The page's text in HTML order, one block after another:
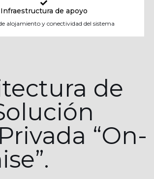
Infraestructura de apoyo
alojamiento y conectividad del sistema
de
“On-